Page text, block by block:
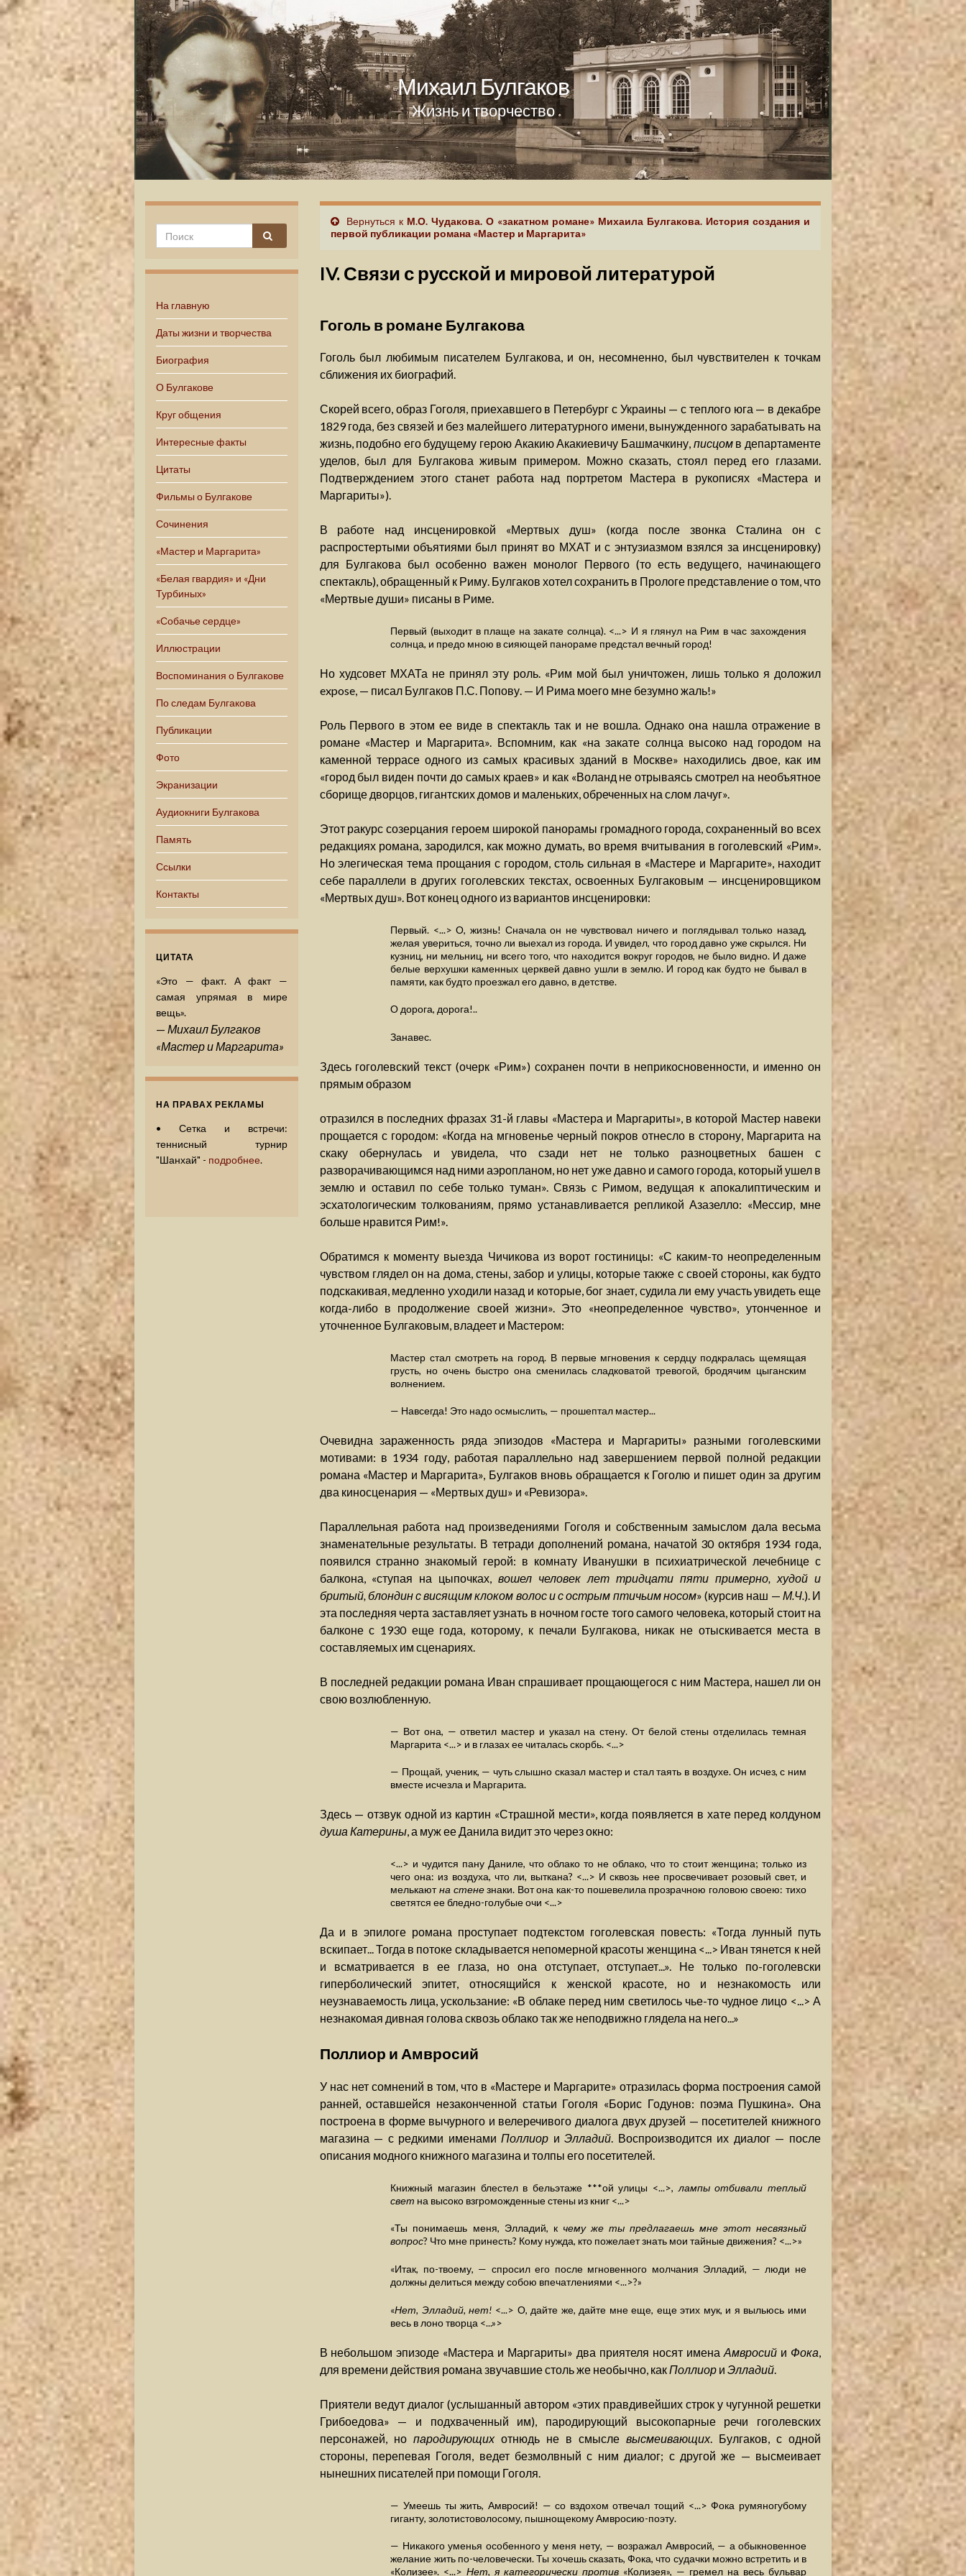
Михаил Булгаков
Жизнь и творчество
На главную
Даты жизни и творчества
Биография
О Булгакове
Круг общения
Интересные факты
Цитаты
Фильмы о Булгакове
Сочинения
«Мастер и Маргарита»
«Белая гвардия» и «Дни
Турбиных»
«Собачье сердце»
Иллюстрации
Воспоминания о Булгакове
По следам Булгакова
Публикации
Фото
Экранизации
Аудиокниги Булгакова
Память
Ссылки
Контакты
ЦИТАТА
«Это — факт. А факт —
самая упрямая в мире
вещь».
— Михаил Булгаков
«Мастер и Маргарита»
НА ПРАВАХ РЕКЛАМЫ
• Сетка и встречи:
теннисный турнир
"Шанхай" - подробнее.
Вернуться к М.О. Чудакова. О «закатном романе» Михаила Булгакова. История создания и
первой публикации романа «Мастер и Маргарита»
IV. Связи с русской и мировой литературой
Гоголь в романе Булгакова
Гоголь был любимым писателем Булгакова, и он, несомненно, был чувствителен к точкам
сближения их биографий.
Скорей всего, образ Гоголя, приехавшего в Петербург с Украины — с теплого юга — в декабре
1829 года, без связей и без малейшего литературного имени, вынужденного зарабатывать на
жизнь, подобно его будущему герою Акакию Акакиевичу Башмачкину, писцомв департаменте
уделов, был для Булгакова живым примером. Можно сказать, стоял перед его глазами.
Подтверждением этого станет работа над портретом Мастера в рукописях «Мастера и
Маргариты»).
В работе над инсценировкой «Мертвых душ» (когда после звонка Сталина он с
распростертыми объятиями был принят во МХАТ и с энтузиазмом взялся за инсценировку)
для Булгакова был особенно важен монолог Первого (то есть ведущего, начинающего
спектакль), обращенный к Риму. Булгаков хотел сохранить в Прологе представление о том, что
«Мертвые души» писаны в Риме.
Первый (выходит в плаще на закате солнца). <...> И я глянул на Рим в час захождения
солнца, и предо мною в сияющей панораме предстал вечный город!
Но худсовет МХАТа не принял эту роль. «Рим мой был уничтожен, лишь только я доложил
expose, — писал Булгаков П.С. Попову. — И Рима моего мне безумно жаль!»
Роль Первого в этом ее виде в спектакль так и не вошла. Однако она нашла отражение в
романе «Мастер и Маргарита». Вспомним, как «на закате солнца высоко над городом на
каменной террасе одного из самых красивых зданий в Москве» находились двое, как им
«город был виден почти до самых краев» и как «Воланд не отрываясь смотрел на необъятное
сборище дворцов, гигантских домов и маленьких, обреченных на слом лачуг».
Этот ракурс созерцания героем широкой панорамы громадного города, сохраненный во всех
редакциях романа, зародился, как можно думать, во время вчитывания в гоголевский «Рим».
Но элегическая тема прощания с городом, столь сильная в «Мастере и Маргарите», находит
себе параллели в других гоголевских текстах, освоенных Булгаковым — инсценировщиком
«Мертвых душ». Вот конец одного из вариантов инсценировки:
Первый. <...> О, жизнь! Сначала он не чувствовал ничего и поглядывал только назад,
желая увериться, точно ли выехал из города. И увидел, что город давно уже скрылся. Ни
кузниц, ни мельниц, ни всего того, что находится вокруг городов, не было видно. И даже
белые верхушки каменных церквей давно ушли в землю. И город как будто не бывал в
памяти, как будто проезжал его давно, в детстве.
О дорога, дорога!..
Занавес.
Здесь гоголевский текст (очерк «Рим») сохранен почти в неприкосновенности, и именно он
прямым образом
отразился в последних фразах 31-й главы «Мастера и Маргариты», в которой Мастер навеки
прощается с городом: «Когда на мгновенье черный покров отнесло в сторону, Маргарита на
скаку обернулась и увидела, что сзади нет не только разноцветных башен с
разворачивающимся над ними аэропланом, но нет уже давно и самого города, который ушел в
землю и оставил по себе только туман». Связь с Римом, ведущая к апокалиптическим и
эсхатологическим толкованиям, прямо устанавливается репликой Азазелло: «Мессир, мне
больше нравится Рим!».
Обратимся к моменту выезда Чичикова из ворот гостиницы: «С каким-то неопределенным
чувством глядел он на дома, стены, забор и улицы, которые также с своей стороны, как будто
подскакивая, медленно уходили назад и которые, бог знает, судила ли ему участь увидеть еще
когда-либо в продолжение своей жизни». Это «неопределенное чувство», утонченное и
уточненное Булгаковым, владеет и Мастером:
Мастер стал смотреть на город. В первые мгновения к сердцу подкралась щемящая
грусть, но очень быстро она сменилась сладковатой тревогой, бродячим цыганским
волнением.
— Навсегда! Это надо осмыслить, — прошептал мастер...
Очевидна зараженность ряда эпизодов «Мастера и Маргариты» разными гоголевскими
мотивами: в 1934 году, работая параллельно над завершением первой полной редакции
романа «Мастер и Маргарита», Булгаков вновь обращается к Гоголю и пишет один за другим
два киносценария — «Мертвых душ» и «Ревизора».
Параллельная работа над произведениями Гоголя и собственным замыслом дала весьма
знаменательные результаты. В тетради дополнений романа, начатой 30 октября 1934 года,
появился странно знакомый герой: в комнату Иванушки в психиатрической лечебнице с
балкона, «ступая на цыпочках,вошел человек лет тридцати пяти примерно, худой и
бритый, блондин с висящим клоком волос и с острым птичьим носом» (курсив наш — М.Ч.). И
эта последняя черта заставляет узнать в ночном госте того самого человека, который стоит на
балконе с 1930 еще года, которому, к печали Булгакова, никак не отыскивается места в
составляемых им сценариях.
В последней редакции романа Иван спрашивает прощающегося с ним Мастера, нашел ли он
свою возлюбленную.
— Вот она, — ответил мастер и указал на стену. От белой стены отделилась темная
Маргарита <...> и в глазах ее читалась скорбь. <...>
— Прощай, ученик, — чуть слышно сказал мастер и стал таять в воздухе. Он исчез, с ним
вместе исчезла и Маргарита.
Здесь — отзвук одной из картин «Страшной мести», когда появляется в хате перед колдуном
душа Катерины, а муж ее Данила видит это через окно:
<...> и чудится пану Даниле, что облако то не облако, что то стоит женщина; только из
чего она: из воздуха, что ли, выткана? <...> И сквозь нее просвечивает розовый свет, и
мелькаютна стенезнаки. Вот она как-то пошевелила прозрачною головою своею: тихо
светятся ее бледно-голубые очи <...>
Да и в эпилоге романа проступает подтекстом гоголевская повесть: «Тогда лунный путь
вскипает... Тогда в потоке складывается непомерной красоты женщина <...> Иван тянется к ней
и всматривается в ее глаза, но она отступает, отступает...». Не только по-гоголевски
гиперболический эпитет, относящийся к женской красоте, но и незнакомость или
неузнаваемость лица, ускользание: «В облаке перед ним светилось чье-то чудное лицо <...> А
незнакомая дивная голова сквозь облако так же неподвижно глядела на него...»
Поллиор и Амвросий
У нас нет сомнений в том, что в «Мастере и Маргарите» отразилась форма построения самой
ранней, оставшейся незаконченной статьи Гоголя «Борис Годунов: поэма Пушкина». Она
построена в форме вычурного и велеречивого диалога двух друзей — посетителей книжного
магазина — с редкими именами Поллиор иЭлладий . Воспроизводится их диалог — после
описания модного книжного магазина и толпы его посетителей.
Книжный магазин блестел в бельэтаже ***ой улицы <...>, лампы отбивали теплый
свет на высоко взгроможденные стены из книг <...>
«Ты понимаешь меня, Элладий, к чему же ты предлагаешь мне этот несвязный
вопрос? Что мне принесть? Кому нужда, кто пожелает знать мои тайные движения? <...>»
«Итак, по-твоему, — спросил его после мгновенного молчания Элладий, — люди не
должны делиться между собою впечатлениями <...>?»
«Нет, Элладий, нет! <...> О, дайте же, дайте мне еще, еще этих мук, и я выльюсь ими
весь в лоно творца <...»>
В небольшом эпизоде «Мастера и Маргариты» два приятеля носят именаАмвросий и Фока
для времени действия романа звучавшие столь же необычно, как Поллиори Элладий.
Приятели ведут диалог (услышанный автором «этих правдивейших строк у чугунной решетки
Грибоедова» — и подхваченный им), пародирующий высокопарные речи гоголевских
персонажей, но пародирующихотнюдь не в смысле высмеивающих. Булгаков, с одной
стороны, перепевая Гоголя, ведет безмолвный с ним диалог; с другой же — высмеивает
нынешних писателей при помощи Гоголя.
— Умеешь ты жить, Амвросий! — со вздохом отвечал тощий <...> Фока румяногубому
гиганту, золотистоволосому, пышнощекому Амвросию-поэту.
— Никакого уменья особенного у меня нету, — возражал Амвросий, — а обыкновенное
желание жить по-человечески. Ты хочешь сказать, Фока, что судачки можно встретить и в
«Колизее». <...>Нет, я категорически против «Колизея», — гремел на весь бульвар